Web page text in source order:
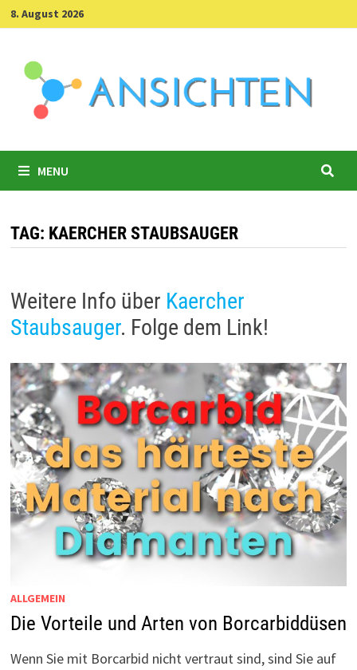
Skip
to
8. August 2026
MENU
TAG: KAERCHER STAUBSAUGER
Weitere Info über Kaercher
Staubsauger. Folge dem Link!
ALLGEMEIN
Die Vorteile und Arten von Borcarbiddüsen
Wenn Sie mit Borcarbid nicht vertraut sind, sind Sie auf